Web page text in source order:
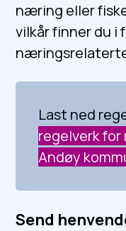
næring eller
vilkår finner du i
Last ned
regelverk
Andøy
Send